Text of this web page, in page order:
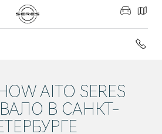
AITO SERES
В САНКТ-